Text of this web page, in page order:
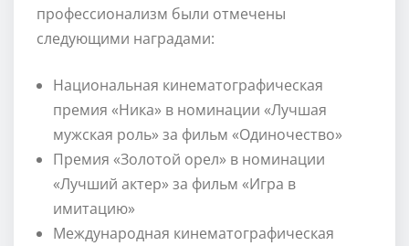
профессионализм были отмечены
следующими наградами:
Национальная кинематографическая
премия «Ника» в номинации «Лучшая
мужская роль» за фильм «Одиночество»
Премия «Золотой орел» в номинации
«Лучший актер» за фильм «Игра в
имитацию»
Международная кинематографическая